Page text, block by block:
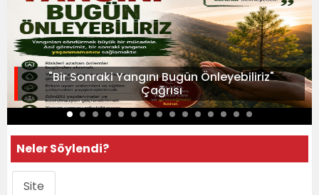
"Bir Sonraki Yangını Bugün Önleyebiliriz"
Çağrısı
Neler Söylendi?
Site